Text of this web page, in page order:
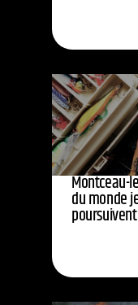
Montceau-
du monde